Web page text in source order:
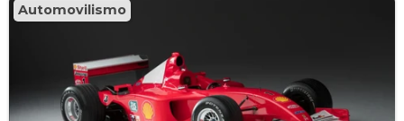
Automovilismo